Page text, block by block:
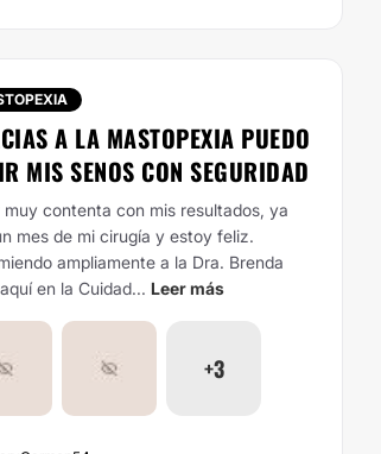
A LA MASTOPEXIA PUEDO
MIS SENOS CON SEGURIDAD
muy contenta con mis resultados, ya
mes de mi cirugía y estoy feliz.
ampliamente a la Dra. Brenda
en la Cuidad... Leer más
+3